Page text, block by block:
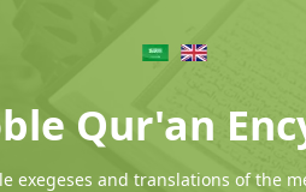
Qur'an
exegeses and translations of the